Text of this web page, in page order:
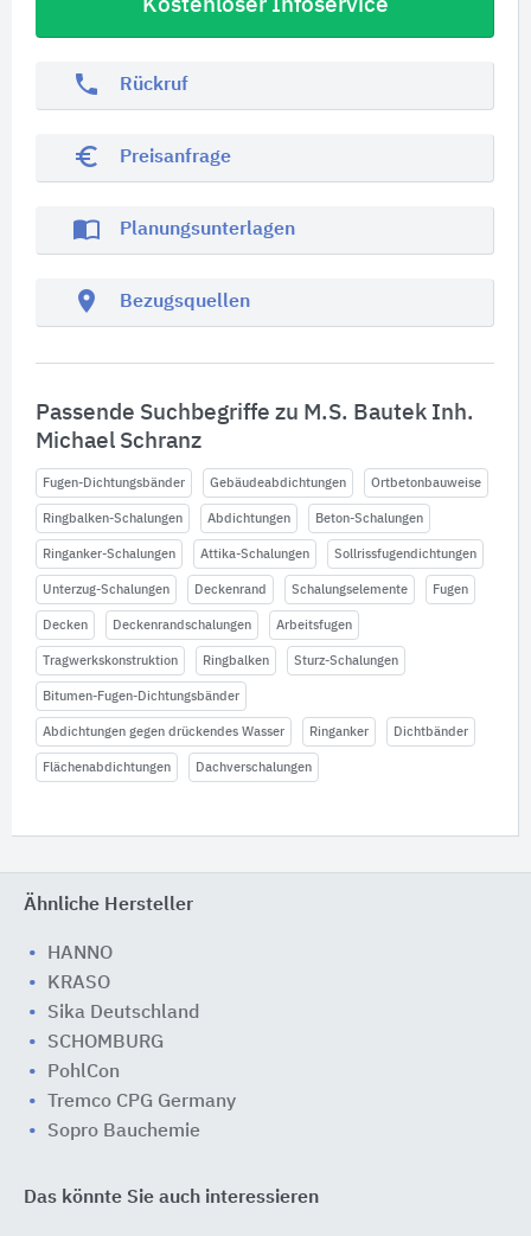
Kostenloser Infoservice
phone Rückruf
euro_symbol Preisanfrage
import_contacts Planungsunterlagen
location_on Bezugsquellen
Passende Suchbegriffe zu M.S. Bautek Inh.
Michael Schranz
Fugen-Dichtungsbänder Gebäudeabdichtungen Ortbetonbauweise
Ringbalken-Schalungen Abdichtungen Beton-Schalungen
Ringanker-Schalungen Attika-Schalungen Sollrissfugendichtungen
Unterzug-Schalungen Deckenrand Schalungselemente Fugen
Decken Deckenrandschalungen Arbeitsfugen
Tragwerkskonstruktion Ringbalken Sturz-Schalungen
Bitumen-Fugen-Dichtungsbänder
Abdichtungen gegen drückendes Wasser Ringanker Dichtbänder
Flächenabdichtungen Dachverschalungen
Ähnliche Hersteller
HANNO
KRASO
Sika Deutschland
SCHOMBURG
PohlCon
Tremco CPG Germany
Sopro Bauchemie
Das könnte Sie auch interessieren